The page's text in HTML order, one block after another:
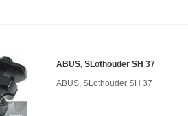
ABUS, SLothouder SH 37
ABUS, SLothouder SH 37